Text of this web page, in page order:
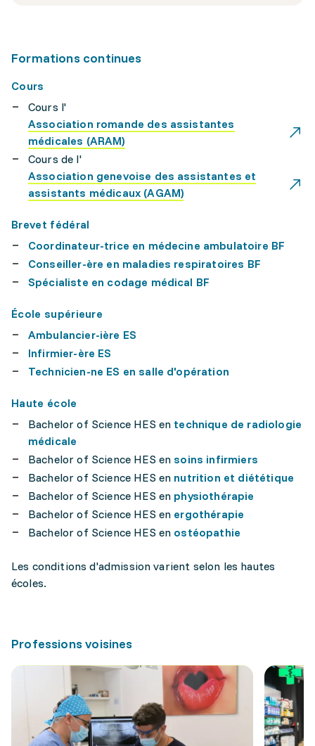
Formations continues
Cours
Cours l'
Association romande des assistantes
médicales (ARAM)
Cours de l'
Association genevoise des assistantes et
assistants médicaux (AGAM)
Brevet fédéral
Coordinateur-trice en médecine ambulatoire BF
Conseiller-ère en maladies respiratoires BF
Spécialiste en codage médical BF
École supérieure
Ambulancier-ière ES
Infirmier-ère ES
Technicien-ne ES en salle d'opération
Haute école
Bachelor of Science HES en technique de radiologie
médicale
Bachelor of Science HES en soins infirmiers
Bachelor of Science HES en nutrition et diététique
Bachelor of Science HES en physiothérapie
Bachelor of Science HES en ergothérapie
Bachelor of Science HES en ostéopathie
Les conditions d'admission varient selon les hautes
écoles.
Professions voisines